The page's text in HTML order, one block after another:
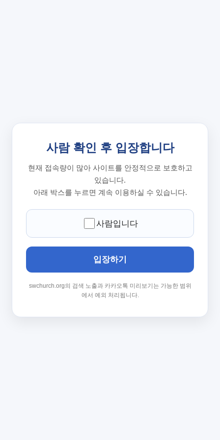
사람 확인 후 입장합니다
현재 접속량이 많아 사이트를 안정적으로 보호하고
있습니다.
아래 박스를 누르면 계속 이용하실 수 있습니다.
사람입니다
입장하기
swchurch.org의 검색 노출과 카카오톡 미리보기는 가능한 범위
에서 예외 처리됩니다.